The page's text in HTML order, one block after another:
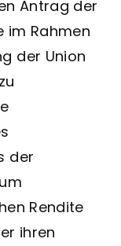
Antrag der
im Rahmen
der Union
der
Rendite
ihren